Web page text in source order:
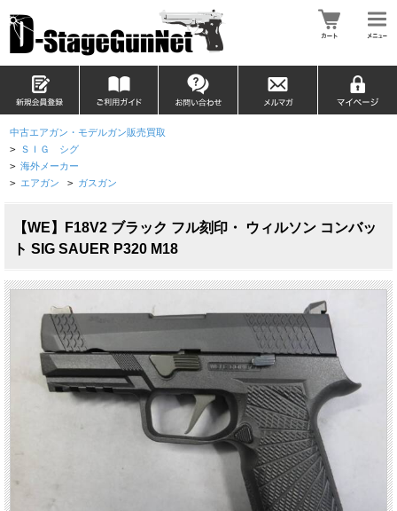
中古エアガン・モデルガン販売買取
> ＳＩＧ シグ
> 海外メーカー
> エアガン > ガスガン
【WE】F18V2 ブラック フル刻印・ ウィルソン コンバッ
ト SIG SAUER P320 M18